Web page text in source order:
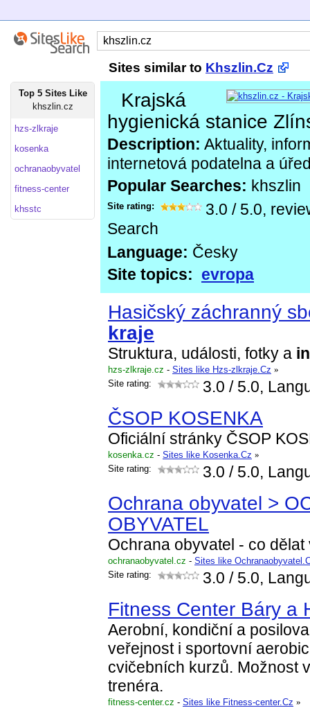
Sites similar to Khszlin.Cz
Top 5 Sites Like
khszlin.cz
hzs-zlkraje
kosenka
ochranaobyvatel
fitness-center
khsstc
Krajská
hygienická stanice
Description: Aktuality,
internetová podatelna a
Popular Searches: khszlin
Site rating: 3.0 / 5.0,
Search
Language: Česky
Site topics: evropa
Hasičský záchranný
kraje
Struktura, události, fotky a
hzs-zlkraje.cz - Sites like Hzs-zlkraje.Cz »
Site rating:
3.0 / 5.0,
ČSOP KOSENKA
Oficiální stránky ČSOP
kosenka.cz - Sites like Kosenka.Cz »
Site rating:
3.0 / 5.0,
Ochrana obyvatel >
OBYVATEL
Ochrana obyvatel - co
ochranaobyvatel.cz - Sites like
Site rating:
3.0 / 5.0,
Fitness Center Báry a
Aerobní, kondiční a
veřejnost i sportovní
cvičebních kurzů. Možnost
trenéra.
fitness-center.cz - Sites like Fitness-center.Cz »